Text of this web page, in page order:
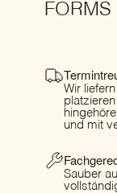
Wir
und mit
Sauber